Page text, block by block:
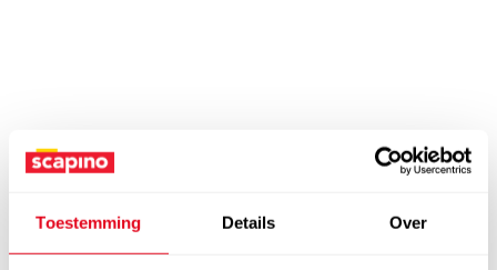
Toestemming Details Over